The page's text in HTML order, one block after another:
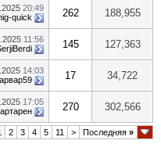
20:49
quick 262 188,955
11:56
145 127,363
14:03
17 34,722
17:05
270 302,566
2 3 4 5 11 > Последняя »